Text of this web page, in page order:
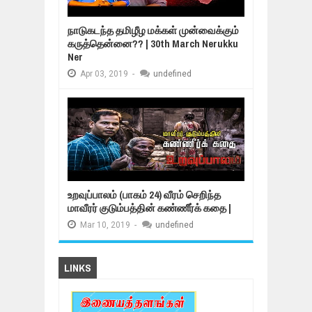
நாடுகடந்த தமிழீழ மக்கள் முன்வைக்கும்
கருத்தென்னை?? | 30th March Nerukku
Ner
Apr 03, 2019 - undefined
உறவுப்பாலம் (பாகம் 24) வீரம் செறிந்த
மாவீரர் குடும்பத்தின் கண்ணீர்க் கதை |
Mar 10, 2019 - undefined
LINKS